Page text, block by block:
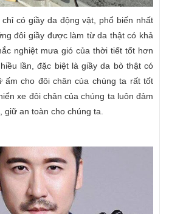
có giầy da động vật, phổ biến nhất
đôi giầy được làm từ da thật có khả
nghiệt mưa gió của thời tiết tốt hơn
lần, đặc biệt là giầy da bò thật có
ấm cho đôi chân của chúng ta rất tốt
xe đôi chân của chúng ta luôn đảm
giữ an toàn cho chúng ta.